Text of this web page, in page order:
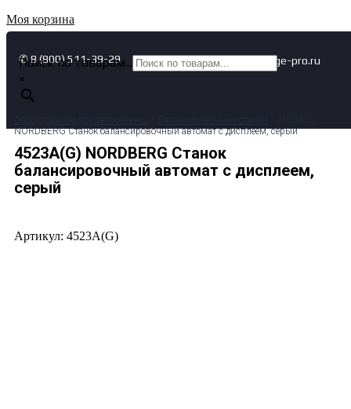
Моя корзина
✆ 8 (800) 511-39-29 ✉ info@garage-pro.ru
Поиск по товарам...
×
NORDBERG Станок балансировочный автомат с дисплеем, серый
4523A(G) NORDBERG Станок
балансировочный автомат с дисплеем,
серый
Артикул: 4523A(G)